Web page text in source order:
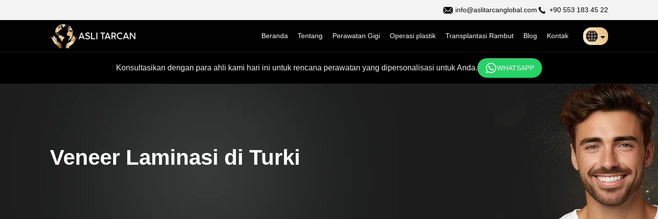
info@aslitarcanglobal.com +90 553 183 45 22
Beranda Tentang Perawatan Gigi Operasi plastik Transplantasi Rambut Blog Kontak
Indonesia
Български
Français
Deutsch
Español
English
Konsultasikan dengan para ahli kami hari ini untuk rencana perawatan yang dipersonalisasi untuk Anda. WHATSAPP
Veneer Laminasi di Turki